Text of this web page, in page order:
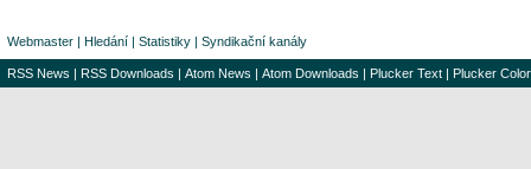
Webmaster | Hledání | Statistiky | Syndikační kanály
RSS News | RSS Downloads | Atom News | Atom Downloads | Plucker Text | Plucker Color